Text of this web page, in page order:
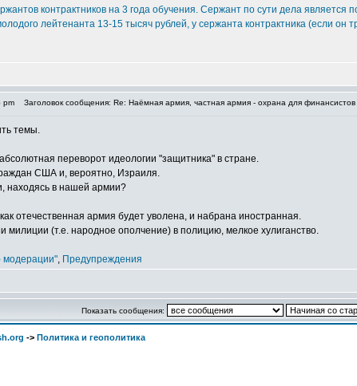
контрактников на 3 года обучения. Сержант по сути дела
лейтенанта 13-15 тысяч рублей, у сержанта контрактника (если
pm Заголовок сообщения: Re: Наёмная армия, частная армия - охрана для финансистов
темы.
переворот идеологии "защитника" в стране.
США и, вероятно, Израиля.
находясь в нашей армии?
отечественная армия будет уволена, и набрана иностранная.
милиции (т.е. народное ополчение) в полицию, мелкое хулиганство.
модерации", Предупреждения
Показать сообщения:
-> Политика и геополитика